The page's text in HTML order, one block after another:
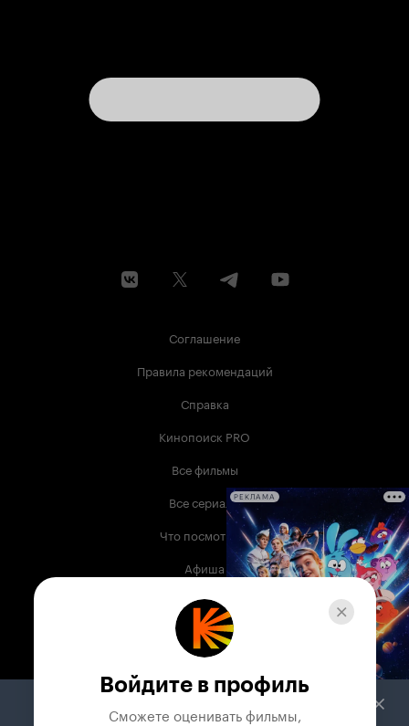
Соглашение
Правила рекомендаций
Справка
Кинопоиск PRO
Все фильмы
Все сериалы
Что посмотреть
Афиша
Музыка
Телепрограмма
Служба поддержки
РЕКЛАМА
Войдите в профиль
Сможете оценивать фильмы,